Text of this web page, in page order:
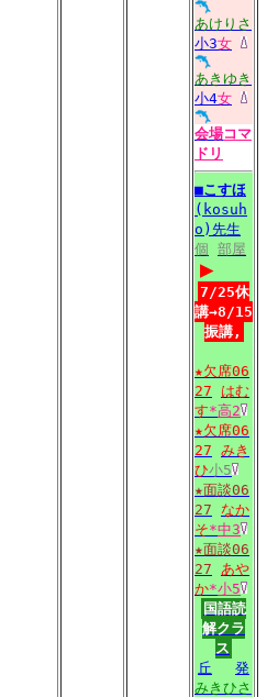
あけりさ
小3女
あきゆき
小4女
会場コマ
ドリ
■こすほ
(kosuh
o)先生
個 部屋
▶
7/25休
講→8/15
振講,
★欠席06
27
はむ
す*高2
★欠席06
27 みき
ひ小5
★面談06
27 なか
そ*中3
★面談06
27
あや
か*小5
国語読
解クラ
ス
丘
発
みきひさ